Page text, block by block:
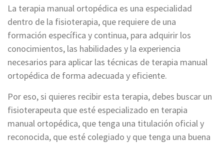
La terapia manual ortopédica es una especialidad
dentro de la fisioterapia, que requiere de una
formación específica y continua, para adquirir los
conocimientos, las habilidades y la experiencia
necesarios para aplicar las técnicas de terapia manual
ortopédica de forma adecuada y eficiente.
Por eso, si quieres recibir esta terapia, debes buscar un
fisioterapeuta que esté especializado en terapia
manual ortopédica, que tenga una titulación oficial y
reconocida, que esté colegiado y que tenga una buena